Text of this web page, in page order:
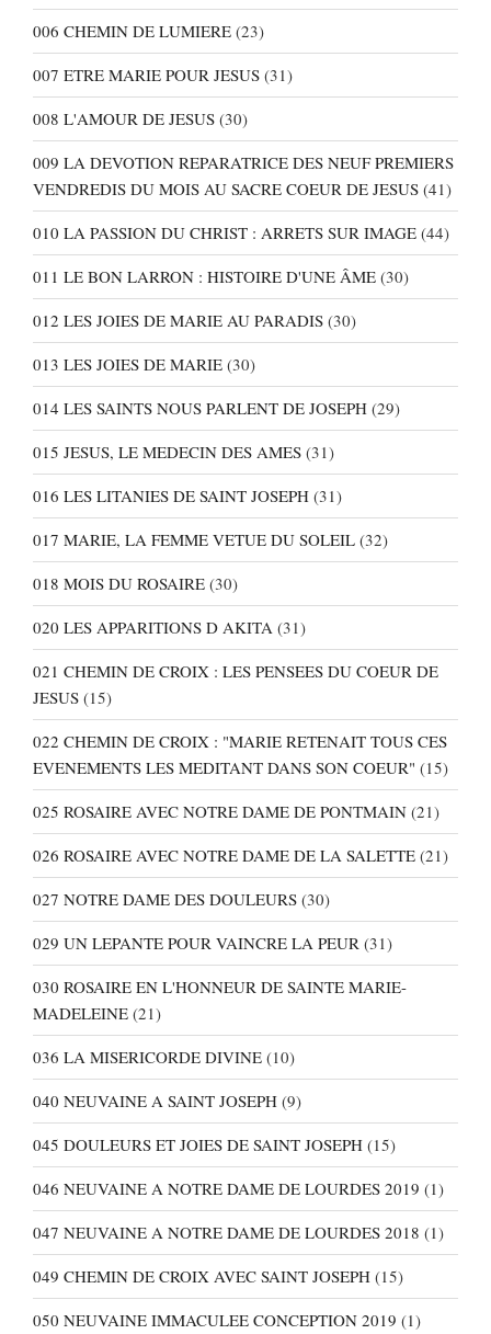
006 CHEMIN DE LUMIERE (23)
007 ETRE MARIE POUR JESUS (31)
008 L'AMOUR DE JESUS (30)
009 LA DEVOTION REPARATRICE DES NEUF PREMIERS
VENDREDIS DU MOIS AU SACRE COEUR DE JESUS (41)
010 LA PASSION DU CHRIST : ARRETS SUR IMAGE (44)
011 LE BON LARRON : HISTOIRE D'UNE ÂME (30)
012 LES JOIES DE MARIE AU PARADIS (30)
013 LES JOIES DE MARIE (30)
014 LES SAINTS NOUS PARLENT DE JOSEPH (29)
015 JESUS, LE MEDECIN DES AMES (31)
016 LES LITANIES DE SAINT JOSEPH (31)
017 MARIE, LA FEMME VETUE DU SOLEIL (32)
018 MOIS DU ROSAIRE (30)
020 LES APPARITIONS D AKITA (31)
021 CHEMIN DE CROIX : LES PENSEES DU COEUR DE
JESUS (15)
022 CHEMIN DE CROIX : "MARIE RETENAIT TOUS CES
EVENEMENTS LES MEDITANT DANS SON COEUR" (15)
025 ROSAIRE AVEC NOTRE DAME DE PONTMAIN (21)
026 ROSAIRE AVEC NOTRE DAME DE LA SALETTE (21)
027 NOTRE DAME DES DOULEURS (30)
029 UN LEPANTE POUR VAINCRE LA PEUR (31)
030 ROSAIRE EN L'HONNEUR DE SAINTE MARIE-
MADELEINE (21)
036 LA MISERICORDE DIVINE (10)
040 NEUVAINE A SAINT JOSEPH (9)
045 DOULEURS ET JOIES DE SAINT JOSEPH (15)
046 NEUVAINE A NOTRE DAME DE LOURDES 2019 (1)
047 NEUVAINE A NOTRE DAME DE LOURDES 2018 (1)
049 CHEMIN DE CROIX AVEC SAINT JOSEPH (15)
050 NEUVAINE IMMACULEE CONCEPTION 2019 (1)